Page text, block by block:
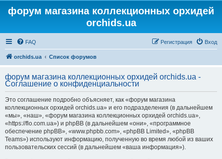
форум магазина коллекционных орхидей
orchids.ua
FAQ Вход
Регистрация
orchids.ua Список форумов
форум магазина коллекционных орхидей orchids.ua -
Соглашение о конфиденциальности
Это соглашение подробно объясняет, как «форум магазина
коллекционных орхидей orchids.ua» и его подразделения (в дальнейшем
«мы», «наш», «форум магазина коллекционных орхидей orchids.ua»,
«https://flo.com.ua») и phpBB (в дальнейшем «они», «программное
обеспечение phpBB», «www.phpbb.com», «phpBB Limited», «phpBB
Teams») используют информацию, полученную во время любой из ваших
пользовательских сессий (в дальнейшем «ваша информация»).